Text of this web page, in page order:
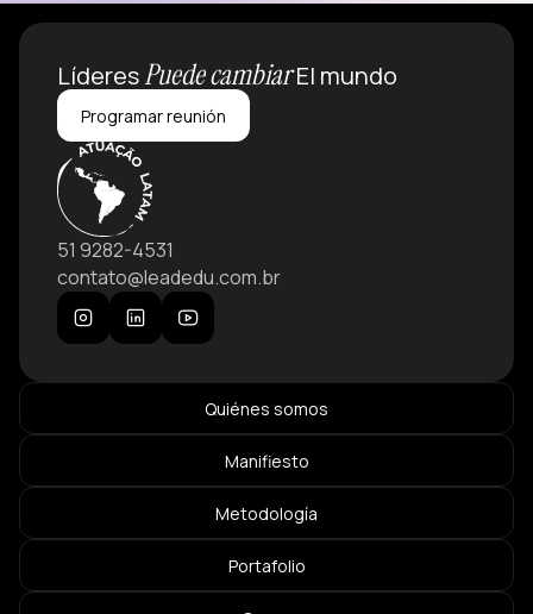
LíderesPuede cambiarEl mundo
Programar reunión
51 9282-4531
contato@leadedu.com.br
Quiénes somos
Manifiesto
Metodología
Portafolio